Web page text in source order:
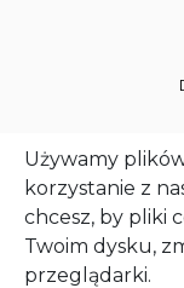
Używamy
korzystanie z
chcesz, by pliki
Twoim dysku,
przeglądarki.